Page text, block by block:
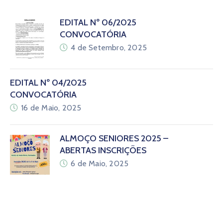
EDITAL Nº 06/2025
CONVOCATÓRIA
4 de Setembro, 2025
EDITAL Nº 04/2025
CONVOCATÓRIA
16 de Maio, 2025
ALMOÇO SENIORES 2025 –
ABERTAS INSCRIÇÕES
6 de Maio, 2025